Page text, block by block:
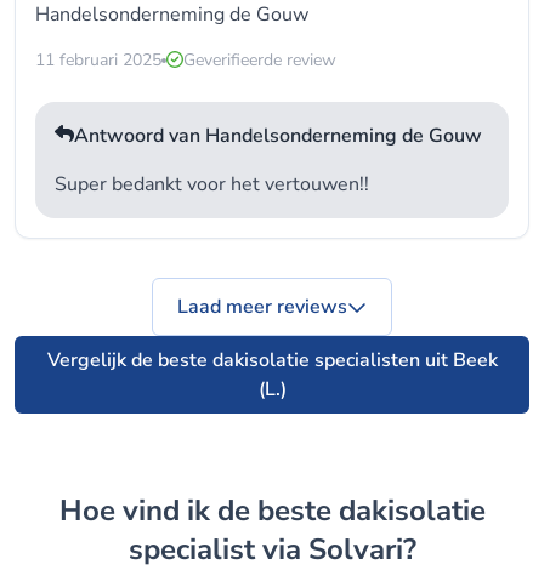
Handelsonderneming de Gouw
11 februari 2025 Geverifieerde review
Antwoord van Handelsonderneming de Gouw
Super bedankt voor het vertouwen!!
Vergelijk de beste dakisolatie specialisten uit Beek
(L.)
Laad meer reviews
Hoe vind ik de beste dakisolatie
specialist via Solvari?